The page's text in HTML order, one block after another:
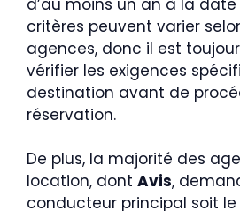
critères peuvent varier
agences, donc il est
vérifier les exigences
destination avant de
réservation.
De plus, la majorité des
location, dont Avis,
conducteur principal soit